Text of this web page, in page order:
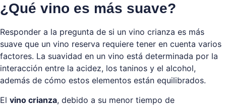
¿Qué vino es más suave?
Responder a la pregunta de si un vino crianza es más
suave que un vino reserva requiere tener en cuenta varios
factores. La suavidad en un vino está determinada por la
interacción entre la acidez, los taninos y el alcohol,
además de cómo estos elementos están equilibrados.
El vino crianza, debido a su menor tiempo de